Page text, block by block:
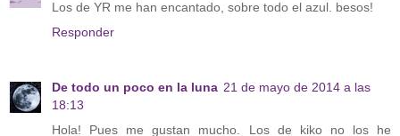
Los de YR me han encantado, sobre todo el azul. besos!
Responder
De todo un poco en la luna 21 de mayo de 2014 a las
18:13
Hola! Pues me gustan mucho. Los de kiko no los he